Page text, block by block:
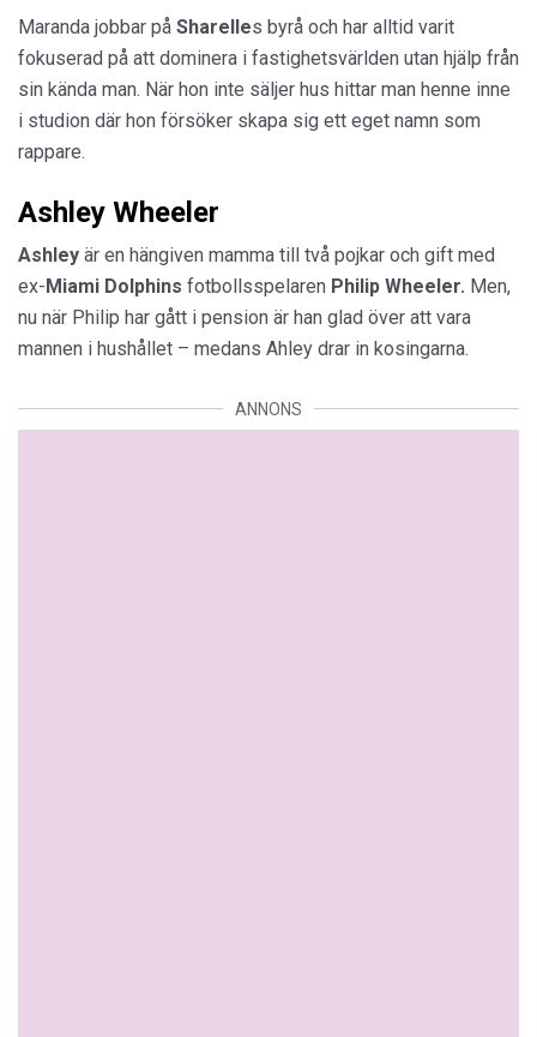
Maranda jobbar på Sharelles byrå och har alltid varit
fokuserad på att dominera i fastighetsvärlden utan hjälp från
sin kända man. När hon inte säljer hus hittar man henne inne
i studion där hon försöker skapa sig ett eget namn som
rappare.
Ashley Wheeler
Ashley är en hängiven mamma till två pojkar och gift med
ex-Miami Dolphins fotbollsspelaren Philip Wheeler. Men,
nu när Philip har gått i pension är han glad över att vara
mannen i hushållet – medans Ahley drar in kosingarna.
ANNONS